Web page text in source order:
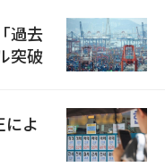
過去
突破
によ